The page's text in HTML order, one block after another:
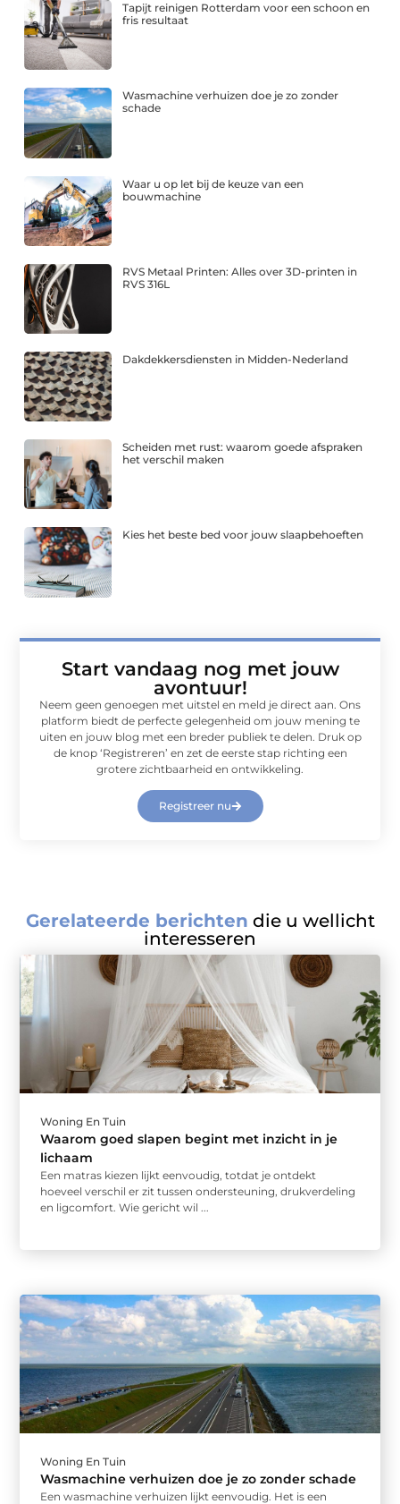
Tapijt reinigen Rotterdam voor een schoon en
fris resultaat
Wasmachine verhuizen doe je zo zonder
schade
Waar u op let bij de keuze van een
bouwmachine
RVS Metaal Printen: Alles over 3D-printen in
RVS 316L
Dakdekkersdiensten in Midden-Nederland
Scheiden met rust: waarom goede afspraken
het verschil maken
Kies het beste bed voor jouw slaapbehoeften
Start vandaag nog met jouw
avontuur!
Neem geen genoegen met uitstel en meld je direct aan. Ons
platform biedt de perfecte gelegenheid om jouw mening te
uiten en jouw blog met een breder publiek te delen. Druk op
de knop ‘Registreren’ en zet de eerste stap richting een
grotere zichtbaarheid en ontwikkeling.
Registreer nu
Gerelateerde berichten die u wellicht
interesseren
Woning En Tuin
Waarom goed slapen begint met inzicht in je
lichaam
Een matras kiezen lijkt eenvoudig, totdat je ontdekt
hoeveel verschil er zit tussen ondersteuning, drukverdeling
en ligcomfort. Wie gericht wil ...
Woning En Tuin
Wasmachine verhuizen doe je zo zonder schade
Een wasmachine verhuizen lijkt eenvoudig. Het is een